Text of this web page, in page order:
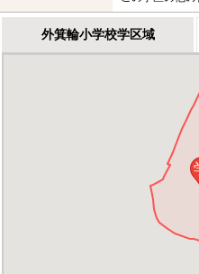
外箕輪小学校学区域